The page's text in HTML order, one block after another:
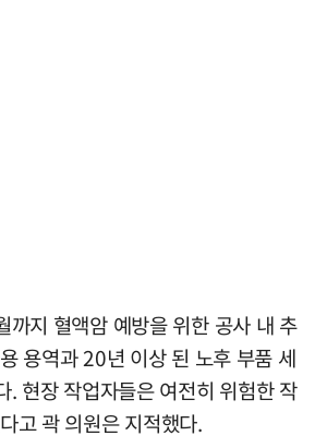
까지 혈액암 예방을 위한 공사 내 추
용역과 20년 이상 된 노후 부품 세
. 현장 작업자들은 여전히 위험한 작
고 곽 의원은 지적했다.